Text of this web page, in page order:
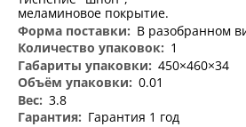
меламиновое покрытие.
В разобранном
1
450×460×34
0.01
3.8
Гарантия 1 год